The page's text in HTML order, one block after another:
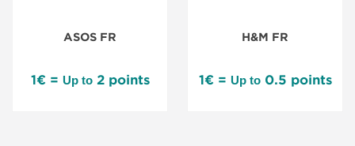
ASOS FR
1€ = Up to2 points
H&M FR
1€ = Up to0.5 points